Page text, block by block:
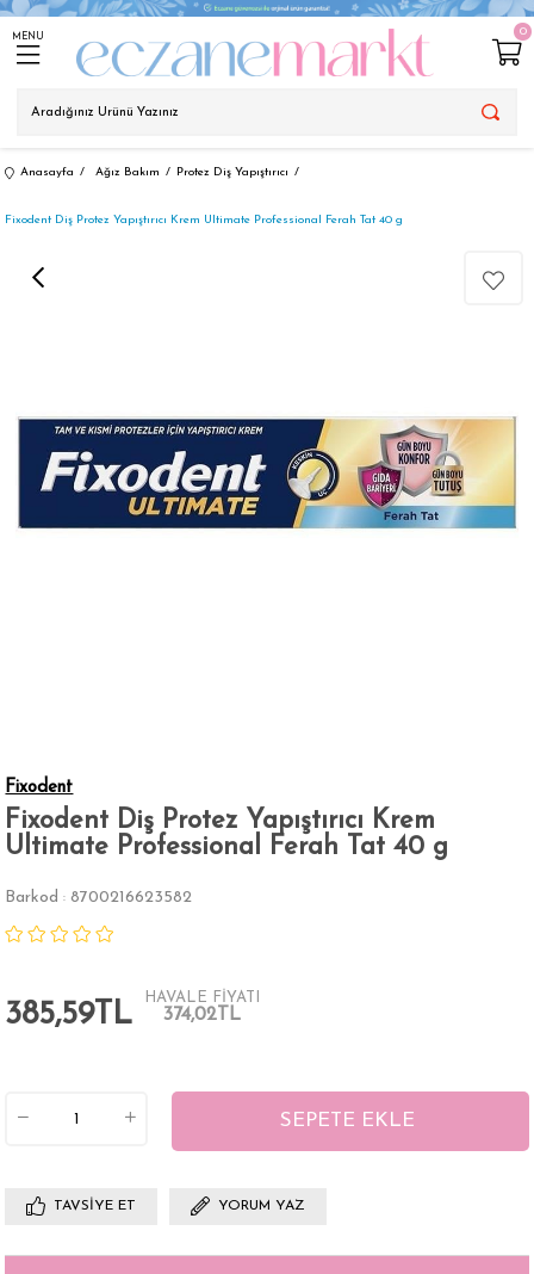
MENU 0
Anasayfa Ağız Bakım Protez Diş Yapıştırıcı
Fixodent Diş Protez Yapıştırıcı Krem Ultimate Professional Ferah Tat 40 g
Fixodent
Fixodent Diş Protez Yapıştırıcı Krem
Ultimate Professional Ferah Tat 40 g
Barkod : 8700216623582
385,59TL
HAVALE FİYATI
374,02TL
TAVSIYE ET YORUM YAZ